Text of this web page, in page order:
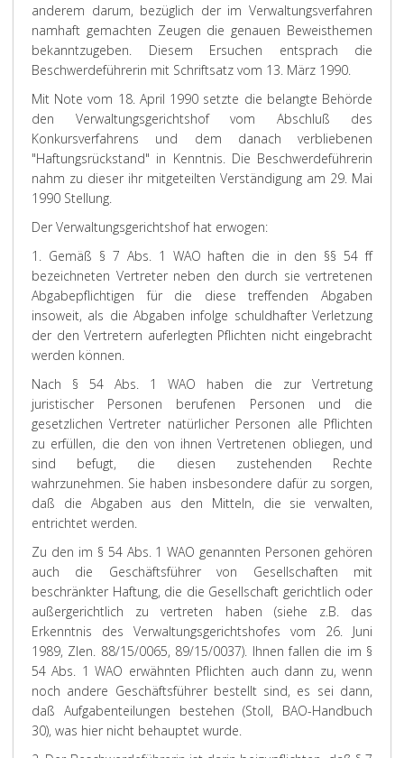
anderem darum, bezüglich der im Verwaltungsverfahren
namhaft gemachten Zeugen die genauen Beweisthemen
bekanntzugeben. Diesem Ersuchen entsprach die
Beschwerdeführerin mit Schriftsatz vom 13. März 1990.
Mit Note vom 18. April 1990 setzte die belangte Behörde
den Verwaltungsgerichtshof vom Abschluß des
Konkursverfahrens und dem danach verbliebenen
"Haftungsrückstand" in Kenntnis. Die Beschwerdeführerin
nahm zu dieser ihr mitgeteilten Verständigung am 29. Mai
1990 Stellung.
Der Verwaltungsgerichtshof hat erwogen:
1. Gemäß § 7 Abs. 1 WAO haften die in den §§ 54 ff
bezeichneten Vertreter neben den durch sie vertretenen
Abgabepflichtigen für die diese treffenden Abgaben
insoweit, als die Abgaben infolge schuldhafter Verletzung
der den Vertretern auferlegten Pflichten nicht eingebracht
werden können.
Nach § 54 Abs. 1 WAO haben die zur Vertretung
juristischer Personen berufenen Personen und die
gesetzlichen Vertreter natürlicher Personen alle Pflichten
zu erfüllen, die den von ihnen Vertretenen obliegen, und
sind befugt, die diesen zustehenden Rechte
wahrzunehmen. Sie haben insbesondere dafür zu sorgen,
daß die Abgaben aus den Mitteln, die sie verwalten,
entrichtet werden.
Zu den im § 54 Abs. 1 WAO genannten Personen gehören
auch die Geschäftsführer von Gesellschaften mit
beschränkter Haftung, die die Gesellschaft gerichtlich oder
außergerichtlich zu vertreten haben (siehe z.B. das
Erkenntnis des Verwaltungsgerichtshofes vom 26. Juni
1989, Zlen. 88/15/0065, 89/15/0037). Ihnen fallen die im §
54 Abs. 1 WAO erwähnten Pflichten auch dann zu, wenn
noch andere Geschäftsführer bestellt sind, es sei dann,
daß Aufgabenteilungen bestehen (Stoll, BAO-Handbuch
30), was hier nicht behauptet wurde.